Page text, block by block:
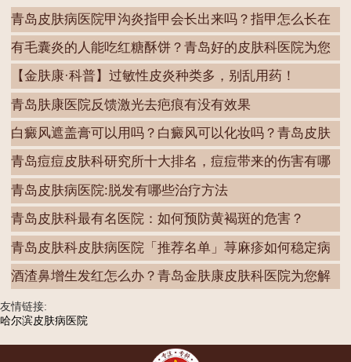
青岛皮肤病医院甲沟炎指甲会长出来吗？指甲怎么长在
肉
有毛囊炎的人能吃红糖酥饼？青岛好的皮肤科医院为您
解
【金肤康·科普】过敏性皮炎种类多，别乱用药！
青岛肤康医院反馈激光去疤痕有没有效果
白癜风遮盖膏可以用吗？白癜风可以化妆吗？青岛皮肤
病
青岛痘痘皮肤科研究所十大排名，痘痘带来的伤害有哪
些
青岛皮肤病医院:脱发有哪些治疗方法
青岛皮肤科最有名医院：如何预防黄褐斑的危害？
青岛皮肤科皮肤病医院「推荐名单」荨麻疹如何稳定病
情
酒渣鼻增生发红怎么办？青岛金肤康皮肤科医院为您解
答
友情链接:
哈尔滨皮肤病医院